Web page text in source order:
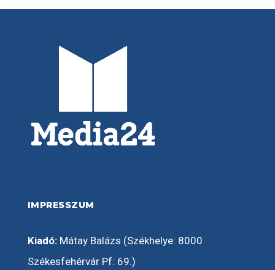
IMPRESSZUM
Kiadó:Mátay Balázs (Székhelye: 8000
Székesfehérvár Pf: 69.)